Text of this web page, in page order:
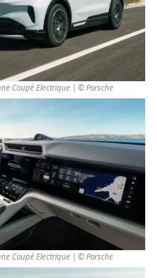
Coupé Electrique | © Porsche
Coupé Electrique | © Porsche